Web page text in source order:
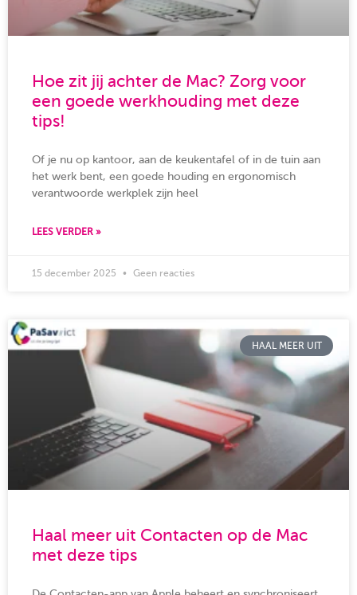
Hoe zit jij achter de Mac? Zorg voor
een goede werkhouding met deze
tips!
Of je nu op kantoor, aan de keukentafel of in de tuin aan
het werk bent, een goede houding en ergonomisch
verantwoorde werkplek zijn heel
LEES VERDER »
15 december 2025 Geen reacties
HAAL MEER UIT
Haal meer uit Contacten op de Mac
met deze tips